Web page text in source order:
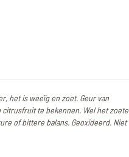
het is weeïg en zoet. Geur van
te bekennen. Wel het zoete
of bittere balans. Geoxideerd. Niet